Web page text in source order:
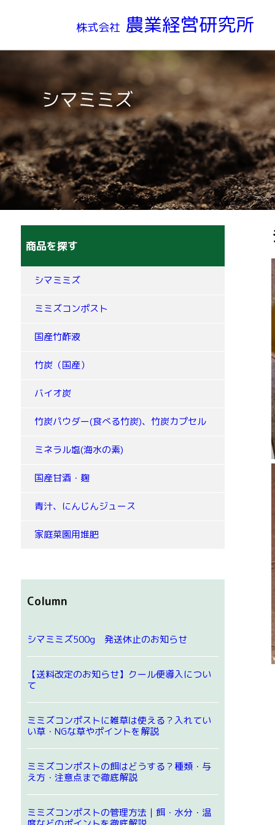
株式会社 農業経営研究所
シマミミズ
商品を探す
シマミミズ
ミミズコンポスト
国産竹酢液
竹炭（国産）
バイオ炭
竹炭パウダー(食べる竹炭)、竹炭カプセル
ミネラル塩(海水の素)
国産甘酒・麹
青汁、にんじんジュース
家庭菜園用堆肥
Column
シマミミズ500g 発送休止のお知らせ
【送料改定のお知らせ】クール便導入につい
て
ミミズコンポストに雑草は使える？入れてい
い草・NGな草やポイントを解説
ミミズコンポストの餌はどうする？種類・与
え方・注意点まで徹底解説
ミミズコンポストの管理方法｜餌・水分・温